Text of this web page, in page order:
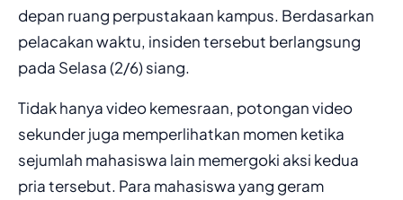
depan ruang perpustakaan kampus. Berdasarkan
pelacakan waktu, insiden tersebut berlangsung
pada Selasa (2/6) siang.
Tidak hanya video kemesraan, potongan video
sekunder juga memperlihatkan momen ketika
sejumlah mahasiswa lain memergoki aksi kedua
pria tersebut. Para mahasiswa yang geram